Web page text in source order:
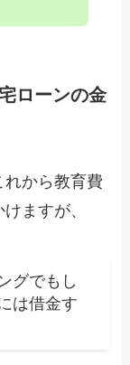
ローンの金
れから教育費
ますが、
グでもし
は借金す